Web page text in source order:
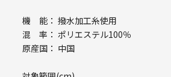
機 能： 撥水加工糸使用
混 率： ポリエステル100％
原産国： 中国